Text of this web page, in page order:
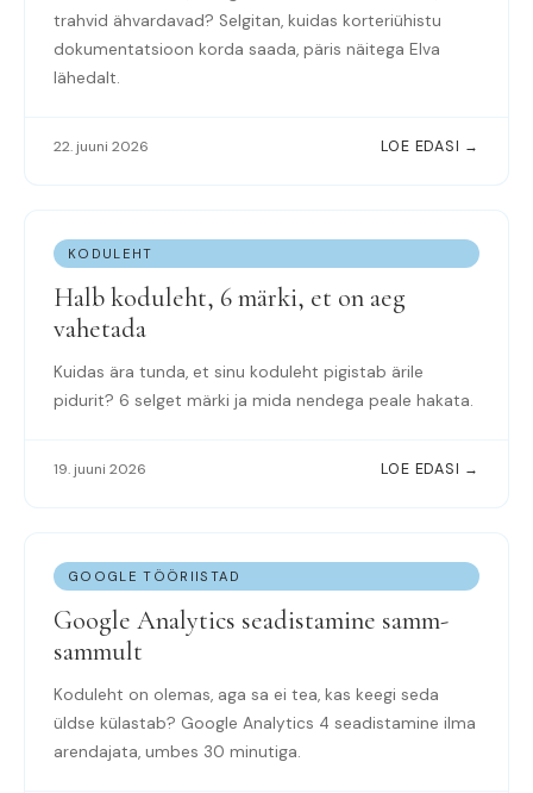
trahvid ähvardavad? Selgitan, kuidas korteriühistu
dokumentatsioon korda saada, päris näitega Elva
lähedalt.
22. juuni 2026 LOE EDASI →
KODULEHT
Halb koduleht, 6 märki, et on aeg
vahetada
Kuidas ära tunda, et sinu koduleht pigistab ärile
pidurit? 6 selget märki ja mida nendega peale hakata.
19. juuni 2026 LOE EDASI →
GOOGLE TÖÖRIISTAD
Google Analytics seadistamine samm-
sammult
Koduleht on olemas, aga sa ei tea, kas keegi seda
üldse külastab? Google Analytics 4 seadistamine ilma
arendajata, umbes 30 minutiga.